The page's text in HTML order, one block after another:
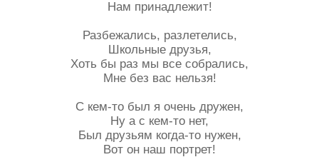
Нам принадлежит!
Разбежались, разлетелись,
Школьные друзья,
Хоть бы раз мы все собрались,
Мне без вас нельзя!
С кем-то был я очень дружен,
Ну а с кем-то нет,
Был друзьям когда-то нужен,
Вот он наш портрет!